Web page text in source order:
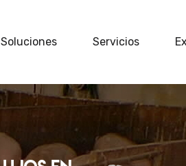
Soluciones Servicios